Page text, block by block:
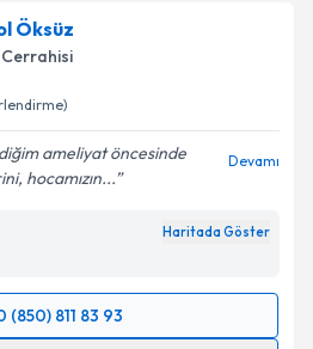
ile bilgilendireceğiz.
işlenmesine ilişkin
kabul ediyorum.
Talebini Gönder
Öksüz
Cerrahisi
ameliyat öncesinde
hocamızın...
Devamı
Haritada Göster
(850) 811 83 93
Talebi